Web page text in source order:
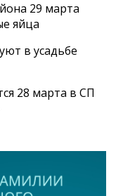
29 марта
яйца
в усадьбе
28 марта в СП